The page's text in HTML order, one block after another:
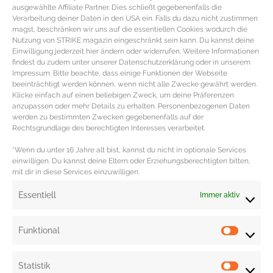
ausgewählte Affiliate Partner. Dies schließt gegebenenfalls die
Verarbeitung deiner Daten in den USA ein. Falls du dazu nicht zustimmen
magst, beschränken wir uns auf die essentiellen Cookies wodurch die
Nutzung von STRIKE magazin eingeschränkt sein kann. Du kannst deine
Einwilligung jederzeit hier ändern oder widerrufen. Weitere Informationen
findest du zudem unter unserer Datenschutzerklärung oder in unserem
Impressum. Bitte beachte, dass einige Funktionen der Webseite
beeinträchtigt werden können, wenn nicht alle Zwecke gewährt werden.
Klicke einfach auf einen beliebigen Zweck, um deine Präferenzen
anzupassen oder mehr Details zu erhalten. Personenbezogenen Daten
werden zu bestimmten Zwecken gegebenenfalls auf der
Rechtsgrundlage des berechtigten Interesses verarbeitet.
*Wenn du unter 16 Jahre alt bist, kannst du nicht in optionale Services
einwilligen. Du kannst deine Eltern oder Erziehungsberechtigten bitten,
mit dir in diese Services einzuwilligen.
Essentiell Immer aktiv
Funktional
Statistik
zur Weitenregulierung, Zwei-Wege Zipper mit Windschutzblende, Kapuze
mit abnehmbarer Pelzverbrämung sowie zwei Klappentaschen und zwei
Leistentaschen (85% Polyester, 15% Baumwolle | Füllung: Entendaunen | 849
€).
Langer olivgrünerParka von Woolrichaus wasser- und
schmutzabweisendem Material mit pelzverbrämter abnehmbarer Kapuze,
kontrastierenden Knöpfen, Tunnelzug und ein Zwei-Wege Zipper mit
geknöpfter Blende sowie zwei Pattentaschen und schräg eingesetzte
10% Federn | 899 €).
Redaktion: Nina Ilnseher | Fotos: Lodenfrey, Zalando, PR